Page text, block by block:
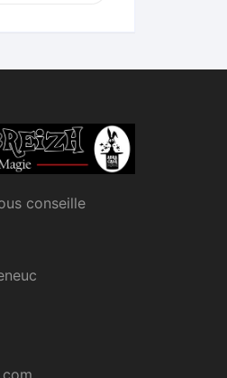
conseille